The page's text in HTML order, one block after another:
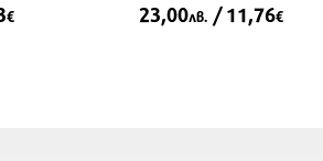
€ 23,00лв. / 11,76€